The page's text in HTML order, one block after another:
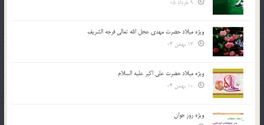
ویژه میلاد حضرت مهدی عجل الله تعالی فرجه الشريف
ویژه میلاد حضرت علی اکبر علیه السلام
ویژه روز جوان